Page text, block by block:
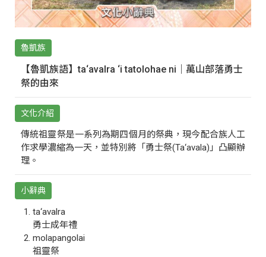
魯凱族
【魯凱族語】ta‘avalra ‘i tatolohae ni｜萬山部落勇士
祭的由來
文化介紹
傳統祖靈祭是一系列為期四個月的祭典，現今配合族人工
作求學濃縮為一天，並特別將「勇士祭(Ta‘avala)」凸顯辦
理。
小辭典
ta‘avalra
勇士成年禮
molapangolai
祖靈祭